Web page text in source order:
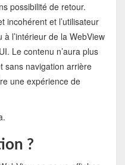
possibilité de retour.
incohérent et l’utilisateur
l’intérieur de la WebView
Le contenu n’aura plus
sans navigation arrière
une expérience de
?